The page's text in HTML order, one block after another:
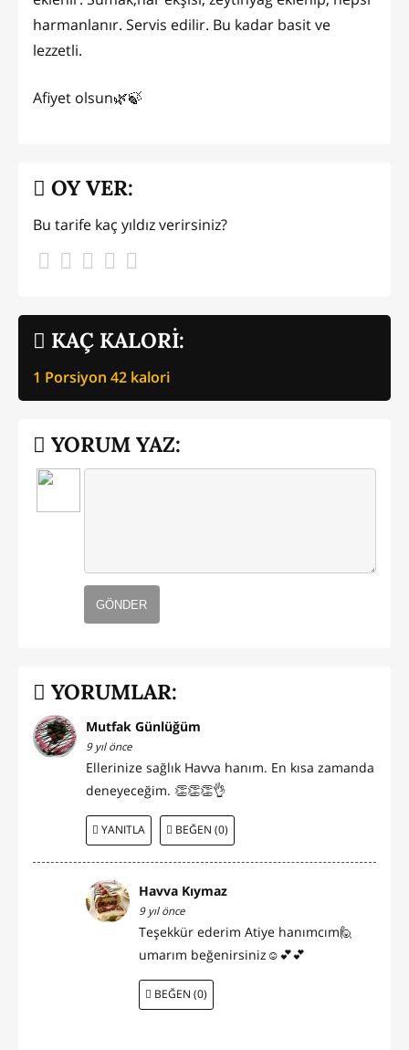
harmanlanır. Servis edilir. Bu kadar basit ve
lezzetli.
Afiyet olsun🌿🍃
KAÇ KALORİ:
1 Porsiyon 42 kalori
OY VER:
Bu tarife kaç yıldız verirsiniz?
YORUM YAZ:
GÖNDER
YORUMLAR:
Mutfak Günlüğüm
9 yıl önce
Ellerinize sağlık Havva hanım. En kısa zamanda
deneyeceğim. 👏👏👏👌
YANITLA BEĞEN (0)
Havva Kıymaz
9 yıl önce
Teşekkür ederim Atiye hanımcım🙋
umarım beğenirsiniz☺💕💕
BEĞEN (0)